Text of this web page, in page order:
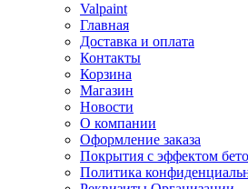
Valpaint
Главная
Доставка и оплата
Контакты
Корзина
Магазин
Новости
О компании
Оформление заказа
Покрытия с эффектом
Политика